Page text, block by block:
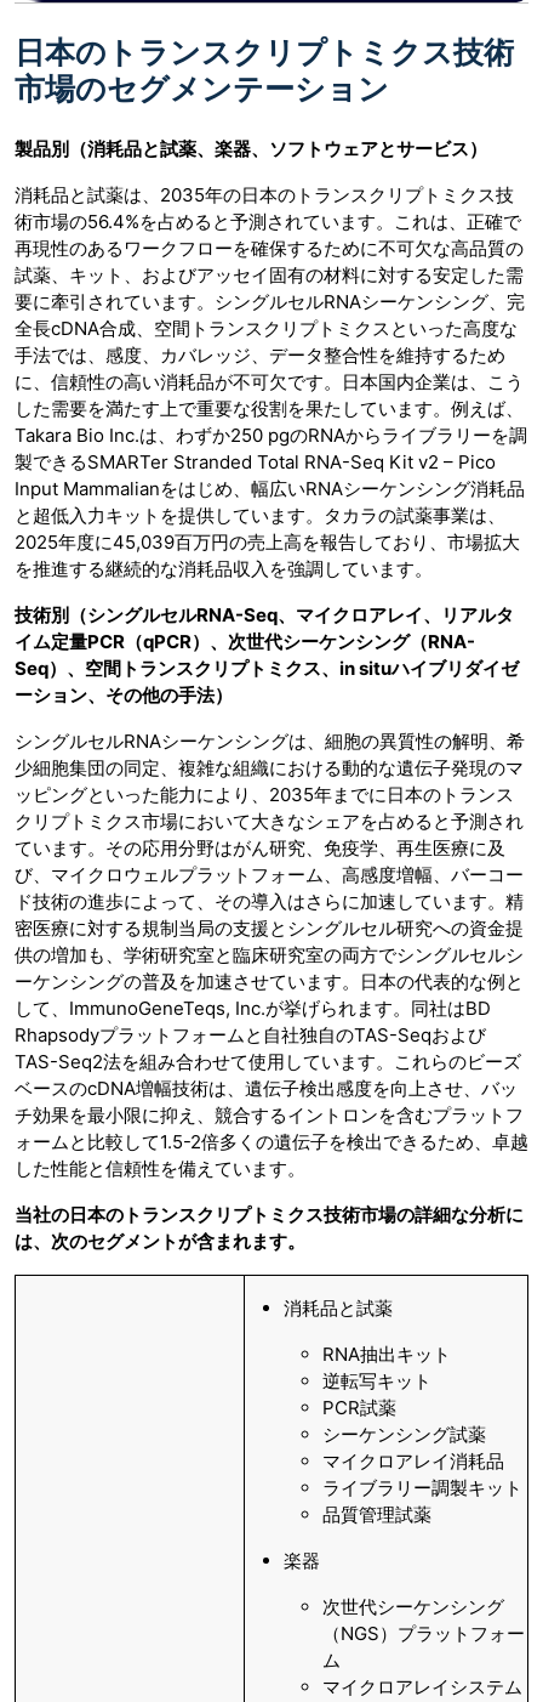
日本のトランスクリプトミクス技術
市場のセグメンテーション
製品別（消耗品と試薬、楽器、ソフトウェアとサービス）
消耗品と試薬は、2035年の日本のトランスクリプトミクス技
術市場の56.4%を占めると予測されています。これは、正確で
再現性のあるワークフローを確保するために不可欠な高品質の
試薬、キット、およびアッセイ固有の材料に対する安定した需
要に牽引されています。シングルセルRNAシーケンシング、完
全長cDNA合成、空間トランスクリプトミクスといった高度な
手法では、感度、カバレッジ、データ整合性を維持するため
に、信頼性の高い消耗品が不可欠です。日本国内企業は、こう
した需要を満たす上で重要な役割を果たしています。例えば、
Takara Bio Inc.は、わずか250 pgのRNAからライブラリーを調
製できるSMARTer Stranded Total RNA-Seq Kit v2 – Pico
Input Mammalianをはじめ、幅広いRNAシーケンシング消耗品
と超低入力キットを提供しています。タカラの試薬事業は、
2025年度に45,039百万円の売上高を報告しており、市場拡大
を推進する継続的な消耗品収入を強調しています。
技術別（シングルセルRNA-Seq、マイクロアレイ、リアルタ
イム定量PCR（qPCR）、次世代シーケンシング（RNA-
Seq）、空間トランスクリプトミクス、in situハイブリダイゼ
ーション、その他の手法）
シングルセルRNAシーケンシングは、細胞の異質性の解明、希
少細胞集団の同定、複雑な組織における動的な遺伝子発現のマ
ッピングといった能力により、2035年までに日本のトランス
クリプトミクス市場において大きなシェアを占めると予測され
ています。その応用分野はがん研究、免疫学、再生医療に及
び、マイクロウェルプラットフォーム、高感度増幅、バーコー
ド技術の進歩によって、その導入はさらに加速しています。精
密医療に対する規制当局の支援とシングルセル研究への資金提
供の増加も、学術研究室と臨床研究室の両方でシングルセルシ
ーケンシングの普及を加速させています。日本の代表的な例と
して、ImmunoGeneTeqs, Inc.が挙げられます。同社はBD
Rhapsodyプラットフォームと自社独自のTAS-Seqおよび
TAS-Seq2法を組み合わせて使用​​しています。これらのビーズ
ベースのcDNA増幅技術は、遺伝子検出感度を向上させ、バッ
チ効果を最小限に抑え、競合するイントロンを含むプラットフ
ォームと比較して1.5-2倍多くの遺伝子を検出できるため、卓越
した性能と信頼性を備えています。
当社の日本のトランスクリプトミクス技術市場の詳細な分析に
は、次のセグメントが含まれます。
消耗品と試薬
RNA抽出キット
逆転写キット
PCR試薬
シーケンシング試薬
マイクロアレイ消耗品
ライブラリー調製キット
品質管理試薬
楽器
次世代シーケンシング
（NGS）プラットフォー
ム
マイクロアレイシステム